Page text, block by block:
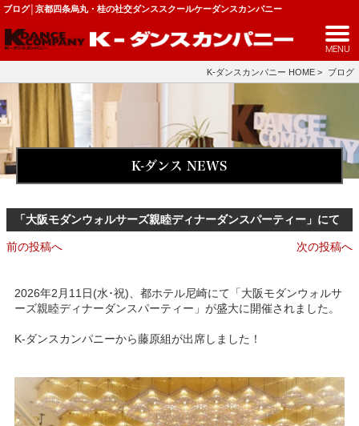
ブログ│京都四条烏丸・桂の社交ダンススクールケーダンスカンパニー
MENU
K-ダンスカンパニー HOME > ブログ
K-ダンス NEWS
「大阪モダンウォルサーズ親睦ディナーダンスパーティー」にて
前の投稿へ 次の投稿へ
2026年2月11日(水･祝)、都ホテル尼崎にて「大阪モダンウォルサ
ーズ親睦ディナーダンスパーティー」が盛大に開催されました。
K-ダンスカンパニーから藤原組が出席しました！